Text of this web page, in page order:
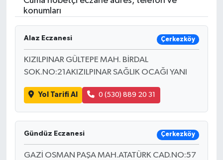
konumları
Alaz Eczanesi Çerkezköy
KIZILPINAR GÜLTEPE MAH. BİRDAL
SOK.NO:21AKIZILPINAR SAĞLIK OCAĞI YANI
Yol Tarifi Al 0 (530) 889 20 31
Gündüz Eczanesi Çerkezköy
GAZİ OSMAN PAŞA MAH.ATATÜRK CAD.NO:57
Resmi İlanlar